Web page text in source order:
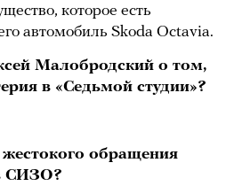
которое есть
автомобиль Skoda Octavia.
Малобродский о том,
в «Седьмой студии»?
обращения
СИЗО?